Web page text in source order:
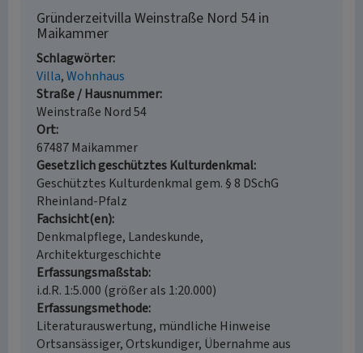
Gründerzeitvilla Weinstraße Nord 54 in
Maikammer
Schlagwörter
Villa Wohnhaus
Straße / Hausnummer
Weinstraße Nord 54
Ort
67487 Maikammer
Gesetzlich geschütztes Kulturdenkmal
Geschütztes Kulturdenkmal gem. § 8 DSchG
Rheinland-Pfalz
Fachsicht(en)
Denkmalpflege, Landeskunde,
Architekturgeschichte
Erfassungsmaßstab
i.d.R. 1:5.000 (größer als 1:20.000)
Erfassungsmethode
Literaturauswertung, mündliche Hinweise
Ortsansässiger, Ortskundiger, Übernahme aus